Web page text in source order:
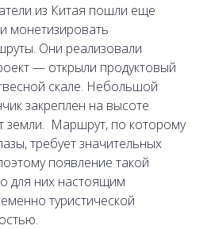
из Китая пошли еще
монетизировать
Они реализовали
— открыли продуктовый
скале. Небольшой
закреплен на высоте
земли. Маршрут, по которому
требует значительных
появление такой
для них настоящим
туристической